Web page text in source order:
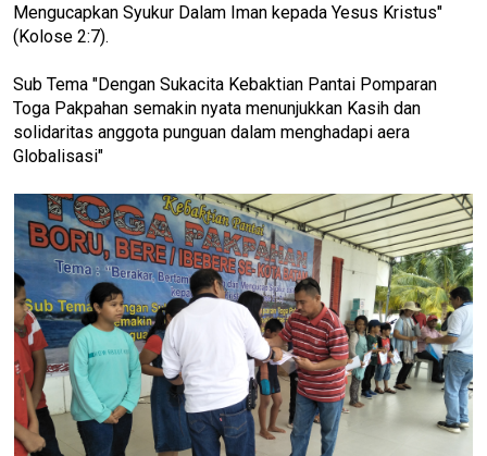
Mengucapkan Syukur Dalam Iman kepada Yesus Kristus"
(Kolose 2:7).
Sub Tema "Dengan Sukacita Kebaktian Pantai Pomparan
Toga Pakpahan semakin nyata menunjukkan Kasih dan
solidaritas anggota punguan dalam menghadapi aera
Globalisasi"